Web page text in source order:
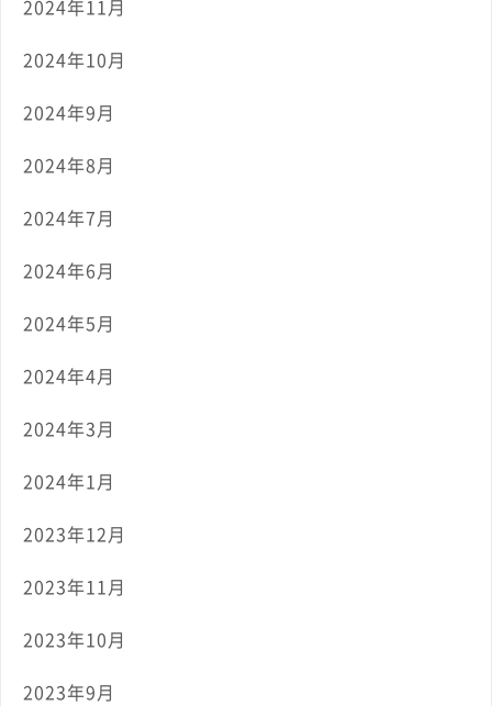
2024年11月
2024年10月
2024年9月
2024年8月
2024年7月
2024年6月
2024年5月
2024年4月
2024年3月
2024年1月
2023年12月
2023年11月
2023年10月
2023年9月